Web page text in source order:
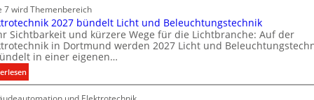
t
r
o
m
b
i
n
i
k
a
t
i
o
n
C
l
i
p
f
7 wird Themenbereich
2027 bündelt Licht und Beleuchtungstechnik
Sichtbarkeit und kürzere Wege für die Lichtbranche: Auf der
in Dortmund werden 2027 Licht und
in einer eigenen…
:
E
l